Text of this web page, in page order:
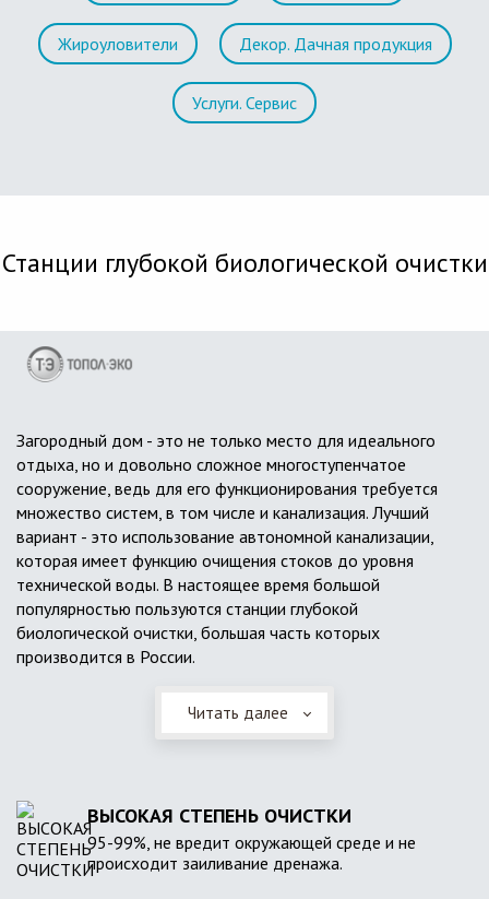
Жироуловители Декор. Дачная продукция
Услуги. Сервис
Станции глубокой биологической очистки
Загородный дом - это не только место для идеального
отдыха, но и довольно сложное многоступенчатое
сооружение, ведь для его функционирования требуется
множество систем, в том числе и канализация. Лучший
вариант - это использование автономной канализации,
которая имеет функцию очищения стоков до уровня
технической воды. В настоящее время большой
популярностью пользуются станции глубокой
биологической очистки, большая часть которых
производится в России.
Читать далее
ВЫСОКАЯ СТЕПЕНЬ ОЧИСТКИ
95-99%, не вредит окружающей среде и не
происходит заиливание дренажа.